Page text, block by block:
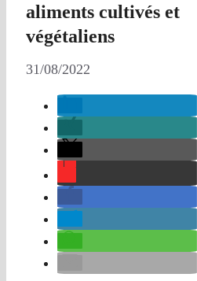
aliments cultivés et
végétaliens
31/08/2022